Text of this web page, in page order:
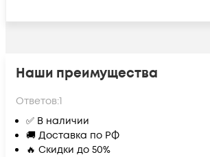
Наши преимущества
Ответов:1
✅ В наличии
🚚 Доставка по РФ
🔥 Скидки до 50%